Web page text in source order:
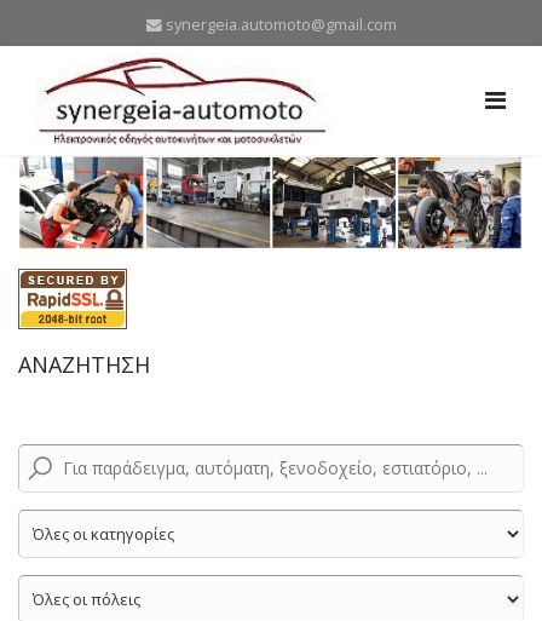
synergeia.automoto@gmail.com
ΑΝΑΖΗΤΗΣΗ